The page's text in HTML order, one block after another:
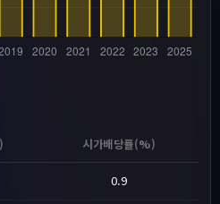
시가배당률(%)
0.9